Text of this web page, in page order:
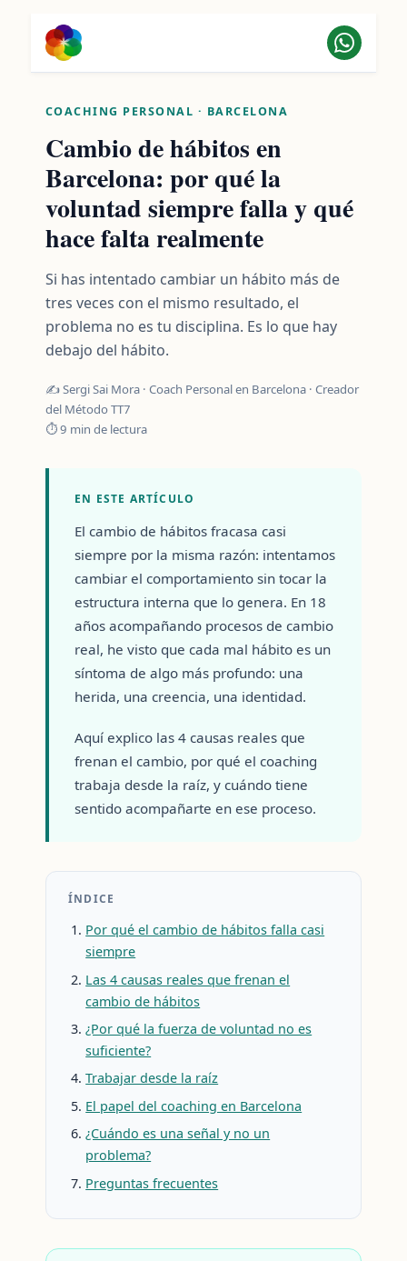
COACHING PERSONAL · BARCELONA
Cambio de hábitos en
Barcelona: por qué la
voluntad siempre falla y qué
hace falta realmente
Si has intentado cambiar un hábito más de
tres veces con el mismo resultado, el
problema no es tu disciplina. Es lo que hay
debajo del hábito.
✍️ Sergi Sai Mora · Coach Personal en Barcelona · Creador
del Método TT7
⏱ 9 min de lectura
EN ESTE ARTÍCULO
El cambio de hábitos fracasa casi
siempre por la misma razón: intentamos
cambiar el comportamiento sin tocar la
estructura interna que lo genera. En 18
años acompañando procesos de cambio
real, he visto que cada mal hábito es un
síntoma de algo más profundo: una
herida, una creencia, una identidad.
Aquí explico las 4 causas reales que
frenan el cambio, por qué el coaching
trabaja desde la raíz, y cuándo tiene
sentido acompañarte en ese proceso.
ÍNDICE
Por qué el cambio de hábitos falla casi
siempre
Las 4 causas reales que frenan el
cambio de hábitos
¿Por qué la fuerza de voluntad no es
suficiente?
Trabajar desde la raíz
El papel del coaching en Barcelona
¿Cuándo es una señal y no un
problema?
Preguntas frecuentes